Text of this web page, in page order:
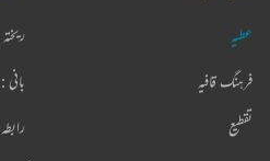
عطیہ
فرہنگ قافیہ
تقطیع